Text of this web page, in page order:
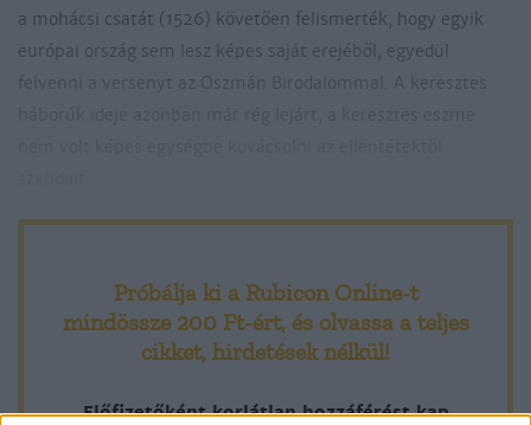
a mohácsi csatát (1526) követően felismerték, hogy egyik
európai ország sem lesz képes saját erejéből, egyedül
felvenni a versenyt az Oszmán Birodalommal. A keresztes
Próbálja ki a Rubicon Online-t
mindössze 200 Ft-ért, és olvassa a teljes
cikket, hirdetések nélkül!
Előfizetőként korlátlan hozzáférést kap